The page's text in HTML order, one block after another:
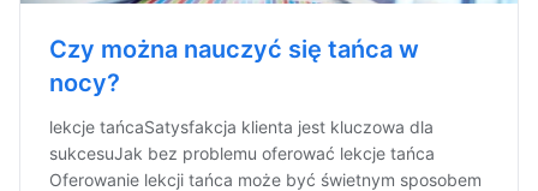
Czy można nauczyć się tańca w
nocy?
lekcje tańcaSatysfakcja klienta jest kluczowa dla
sukcesuJak bez problemu oferować lekcje tańca
Oferowanie lekcji tańca może być świetnym sposobem